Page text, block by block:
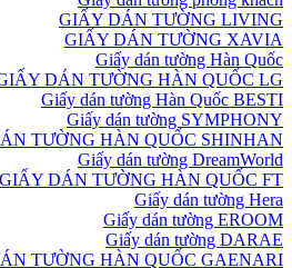
GIẤY DÁN TƯỜNG LIVING
GIẤY DÁN TƯỜNG XAVIA
Giấy dán tường Hàn Quốc
DÁN TƯỜNG HÀN QUỐC LG
Giấy dán tường Hàn Quốc BESTI
Giấy dán tường SYMPHONY
TƯỜNG HÀN QUỐC SHINHAN
Giấy dán tường DreamWorld
GIẤY DÁN TƯỜNG HÀN QUỐC FT
Giấy dán tường Hera
Giấy dán tường EROOM
Giấy dán tường DARAE
TƯỜNG HÀN QUỐC GAENARI